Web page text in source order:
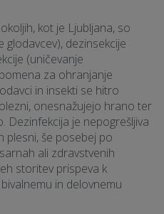
kot je Ljubljana, so
dezinsekcije
(uničevanje
za ohranjanje
in insekti se hitro
onesnažujejo hrano ter
Dezinfekcija je nepogrešljiva
plesni, še posebej po
ali zdravstvenih
storitev prispeva k
in delovnemu